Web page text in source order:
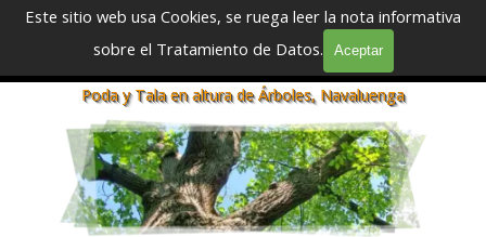
Este sitio web usa Cookies, se ruega leer la nota informativa
sobre el Tratamiento de Datos.
Aceptar
Vaya al Contenido
Saltar menúPodadores y Taladores Profesionales
Poda y Tala en altura de Árboles, Navaluenga